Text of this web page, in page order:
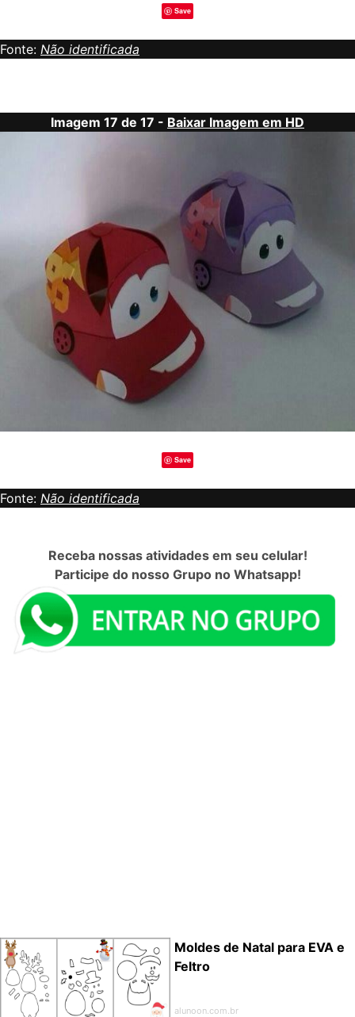
Save
Fonte: Não identificada
Imagem 17 de 17 - Baixar Imagem em HD
Save
Fonte: Não identificada
Receba nossas atividades em seu celular!
Participe do nosso Grupo no Whatsapp!
Moldes de Natal para EVA e
Feltro
alunoon.com.br